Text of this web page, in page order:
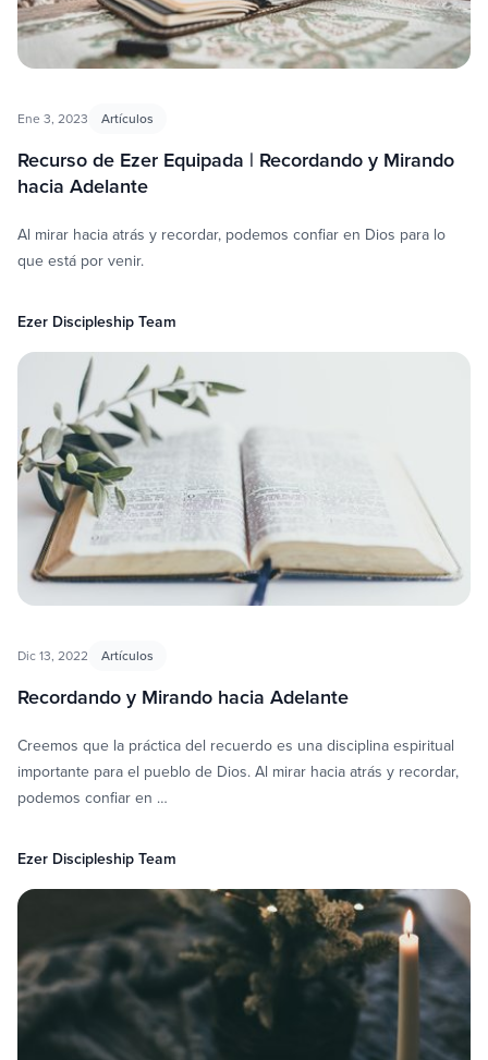
Ene 3, 2023 Artículos
Recurso de Ezer Equipada | Recordando y Mirando
hacia Adelante
Al mirar hacia atrás y recordar, podemos confiar en Dios para lo
que está por venir.
Ezer Discipleship Team
Dic 13, 2022 Artículos
Recordando y Mirando hacia Adelante
Creemos que la práctica del recuerdo es una disciplina espiritual
importante para el pueblo de Dios. Al mirar hacia atrás y recordar,
podemos confiar en …
Ezer Discipleship Team